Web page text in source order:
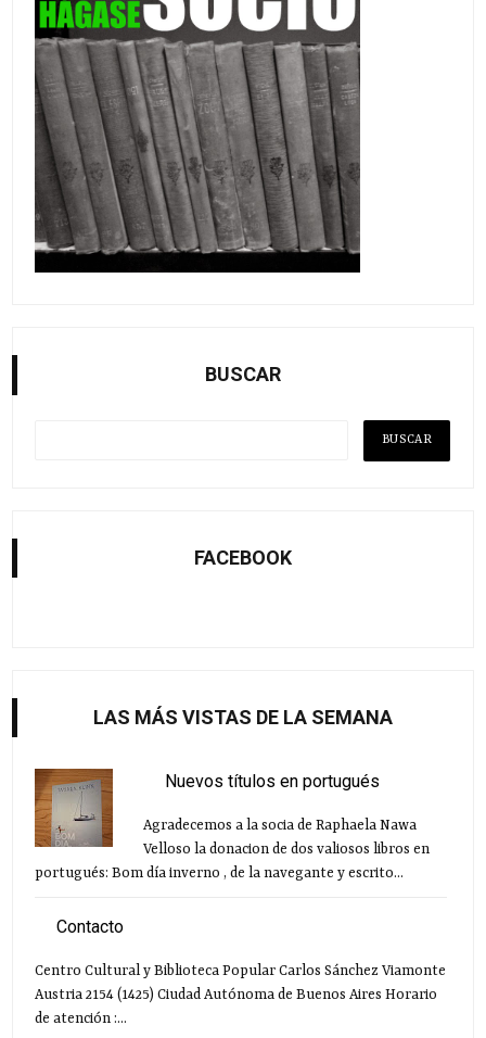
BUSCAR
FACEBOOK
LAS MÁS VISTAS DE LA SEMANA
Nuevos títulos en portugués
Agradecemos a la socia de Raphaela Nawa
Velloso la donacion de dos valiosos libros en
portugués: Bom día inverno , de la navegante y escrito...
Contacto
Centro Cultural y Biblioteca Popular Carlos Sánchez Viamonte
Austria 2154 (1425) Ciudad Autónoma de Buenos Aires Horario
de atención :...